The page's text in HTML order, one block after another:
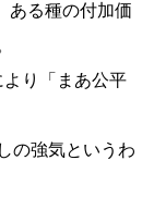
ある種の付加価
り「まあ公平
の強気というわ